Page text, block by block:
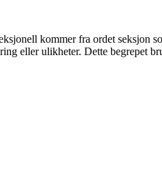
kommer fra ordet seksjon
eller ulikheter. Dette begrepet